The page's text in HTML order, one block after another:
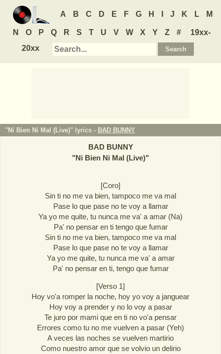
A B C D E F G H J K L M
N O P Q R S T U V W X Y Z #
19xx-
20xx
"Ni Bien Ni Mal (Live)" lyrics - BAD BUNNY
BAD BUNNY
"Ni Bien Ni Mal (Live)"
[Coro]
Sin ti no me va bien, tampoco me va mal
Pase lo que pase no te voy a llamar
Ya yo me quite, tu nunca me va' a amar (Na)
Pa' no pensar en ti tengo que fumar
Sin ti no me va bien, tampoco me va mal
Pase lo que pase no te voy a llamar
Ya yo me quite, tu nunca me va' a amar
Pa' no pensar en ti, tengo que fumar
[Verso 1]
Hoy vo'a romper la noche, hoy yo voy a janguear
Hoy voy a prender y no lo voy a pasar
Te juro por mami que en ti no vo'a pensar
Errores como tu no me vuelven a pasar (Yeh)
A veces las noches se vuelven martirio
Como nuestro amor que se volvio un delirio